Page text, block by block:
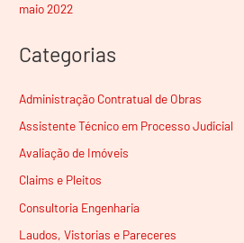
maio 2022
Categorias
Administração Contratual de Obras
Assistente Técnico em Processo Judicial
Avaliação de Imóveis
Claims e Pleitos
Consultoria Engenharia
Laudos, Vistorias e Pareceres